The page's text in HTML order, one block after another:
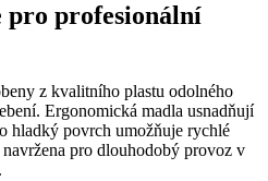
pro profesionální
z kvalitního plastu odolného
Ergonomická madla usnadňují
hladký povrch umožňuje rychlé
pro dlouhodobý provoz v